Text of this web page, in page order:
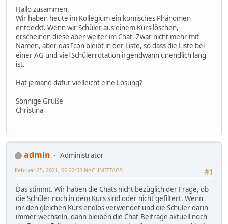
Hallo zusammen,
Wir haben heute im Kollegium ein komisches Phänomen
entdeckt. Wenn wir Schüler aus einem Kurs löschen,
erscheinen diese aber weiter im Chat. Zwar nicht mehr mit
Namen, aber das Icon bleibt in der Liste, so dass die Liste bei
einer AG und viel Schülerrotation irgendwann unendlich lang
ist.
Hat jemand dafür vielleicht eine Lösung?
Sonnige Grüße
Christina
admin
Administrator
#1
Februar 25, 2021, 06:22:53 NACHMITTAGS
Das stimmt. Wir haben die Chats nicht bezüglich der Frage, ob
die Schüler noch in dem Kurs sind oder nicht gefiltert. Wenn
ihr den gleichen Kurs endlos verwendet und die Schüler darin
immer wechseln, dann bleiben die Chat-Beiträge aktuell noch